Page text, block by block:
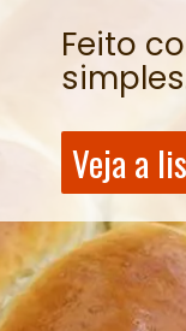
Feito
Veja a
Veja a